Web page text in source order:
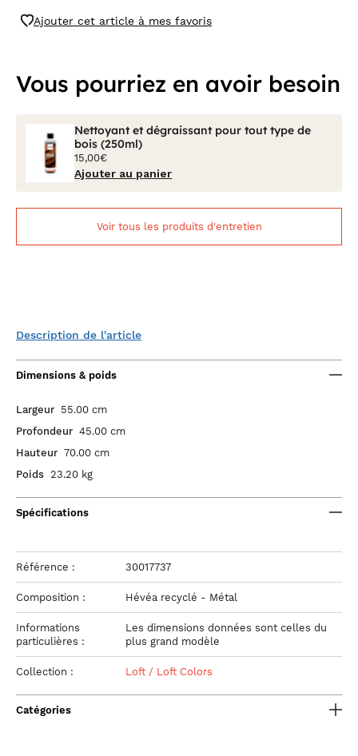
Ajouter cet article à mes favoris
Vous pourriez en avoir besoin
Nettoyant et dégraissant pour tout type de
bois (250ml)
15,00€
Ajouter au panier
Voir tous les produits d'entretien
Description de l'article
Dimensions & poids
Largeur 55.00 cm
Profondeur 45.00 cm
Hauteur 70.00 cm
Poids 23.20 kg
Spécifications
Référence : 30017737
Composition : Hévéa recyclé - Métal
Informations
particulières :
Les dimensions données sont celles du
plus grand modèle
Collection : Loft / Loft Colors
Catégories